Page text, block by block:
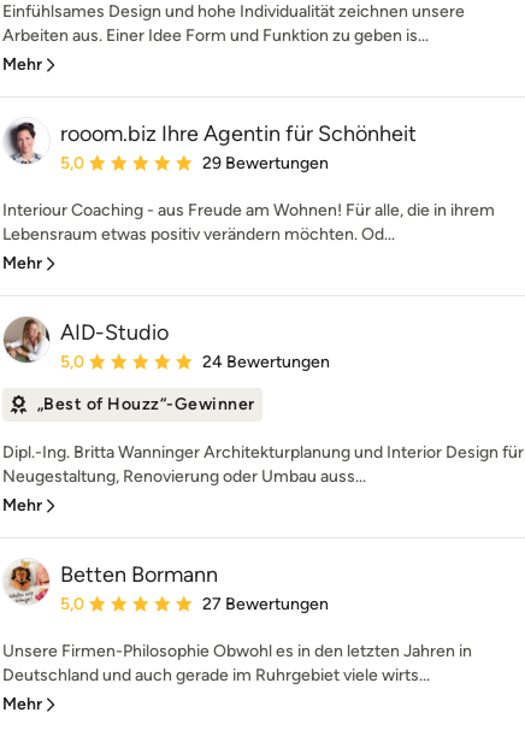
Einfühlsames Design und hohe Individualität zeichnen unsere
Arbeiten aus. Einer Idee Form und Funktion zu geben is...
Mehr
rooom.biz Ihre Agentin für Schönheit
Durchschnittliche Bewertung: 5 von 5 Sternen
5,0 29 Bewertungen
Interiour Coaching - aus Freude am Wohnen! Für alle, die in ihrem
Lebensraum etwas positiv verändern möchten. Od...
Mehr
AID-Studio
Durchschnittliche Bewertung: 5 von 5 Sternen
5,0 24 Bewertungen
„Best of Houzz“-Gewinner
Dipl.-Ing. Britta Wanninger Architekturplanung und Interior Design für
Neugestaltung, Renovierung oder Umbau auss...
Mehr
Betten Bormann
Durchschnittliche Bewertung: 5 von 5 Sternen
5,0 27 Bewertungen
Unsere Firmen-Philosophie Obwohl es in den letzten Jahren in
Deutschland und auch gerade im Ruhrgebiet viele wirts...
Mehr